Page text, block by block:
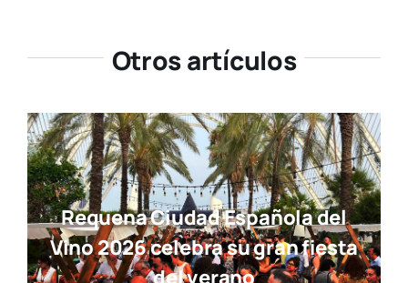
Otros artículos
Requena Ciudad Española del
Vino 2026 celebra su gran fiesta